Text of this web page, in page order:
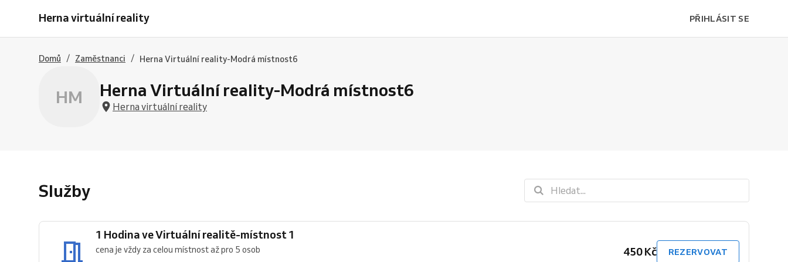
Herna virtuální reality PŘIHLÁSIT SE
Domů / Zaměstnanci / Herna Virtuální reality-Modrá místnost6
HM Herna Virtuální reality-Modrá místnost6
Herna virtuální reality
Služby
ve
místnost
1
1 Hodina ve Virtuální realitě-místnost 1
cena je vždy za celou místnost až pro 5 osob
450 Kč REZERVOVAT
ve
místnost
1
3
1